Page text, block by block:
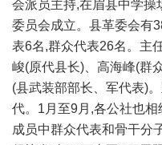
会派员主持,在眉县中学操
委员会成立。县革委会有
表6名,群众代表26名。主
峻(原代县长)、高海峰(群
(县武装部部长、军代表)
代。1月至9月,各公社也相
成员中群众代表和骨干分